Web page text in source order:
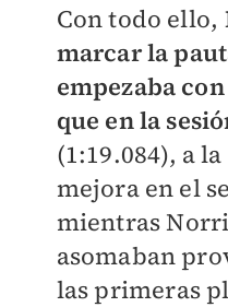
Con todo ello,
marcar la
empezaba
que en la
(1:19.084), a
mejora en el
mientras
asomaban
las primeras